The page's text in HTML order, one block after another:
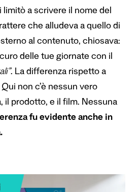
a scrivere il nome del
che alludeva a quello di
al contenuto, chiosava:
delle tue giornate con il
. La differenza rispetto a
non c’è nessun vero
il prodotto, e il film. Nessuna
fu evidente anche in